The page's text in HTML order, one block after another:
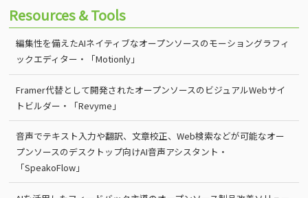
Resources & Tools
編集性を備えたAIネイティブなオープンソースのモーショングラフィ
ックエディター・「Motionly」
Framer代替として開発されたオープンソースのビジュアルWebサイ
トビルダー・「Revyme」
音声でテキスト入力や翻訳、文章校正、Web検索などが可能なオー
プンソースのデスクトップ向けAI音声アシスタント・
「SpeakoFlow」